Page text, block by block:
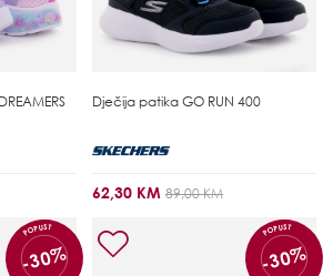
Dječija patika GO RUN 400
62,30 KM 89,00 KM
POPUST
-30%
POPUST
-30%